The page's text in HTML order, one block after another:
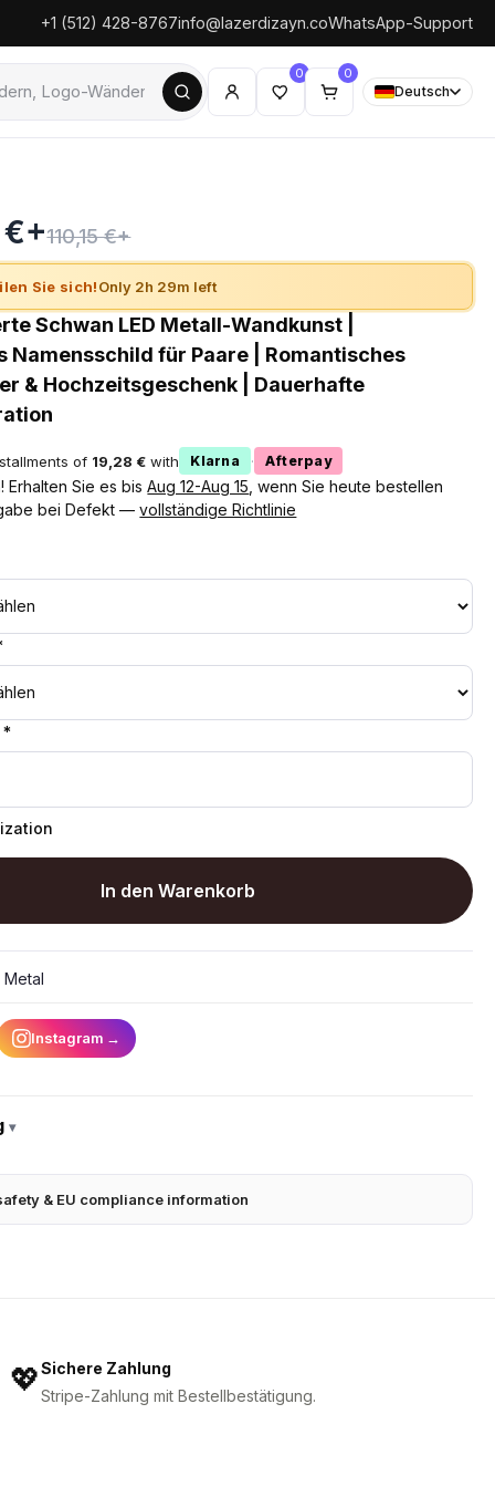
+1 (512) 428-8767info@lazerdizayn.coWhatsApp-Support
0 0
Deutsch
€+110,15 €+
Sie sich!Only 2h 29m left
Schwan LED Metall-Wandkunst |
Namensschild für Paare | Romantisches
& Hochzeitsgeschenk | Dauerhafte
of 19,28 € with Klarna · Afterpay
Erhalten Sie es bisAug 12-Aug 15 , wenn Sie heute bestellen
bei Defekt —vollständige Richtlinie
In den Warenkorb
Metal
Instagram →
▾
& EU compliance information
💖Sichere Zahlung
Stripe-Zahlung mit Bestellbestätigung.